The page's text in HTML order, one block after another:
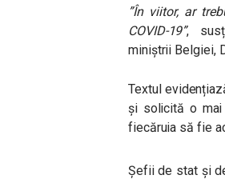
”În viitor, ar
COVID-19”,
miniștrii Belgiei,
Textul
și solicită o mai
fiecăruia să fie
Șefii de stat și